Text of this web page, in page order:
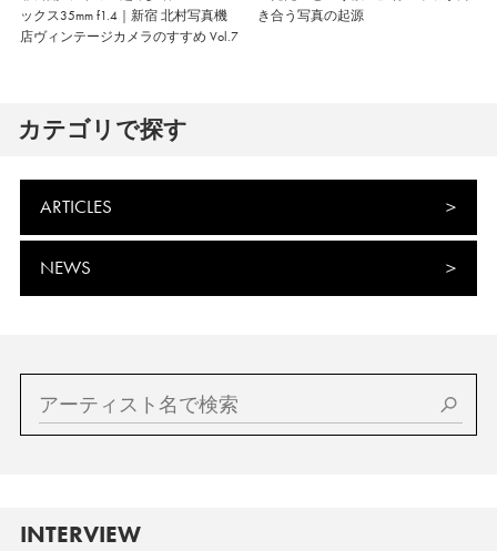
ックス35mm f1.4｜新宿 北村写真機
店ヴィンテージカメラのすすめ Vol.7
き合う写真の起源
カテゴリで探す
ARTICLES
NEWS
INTERVIEW